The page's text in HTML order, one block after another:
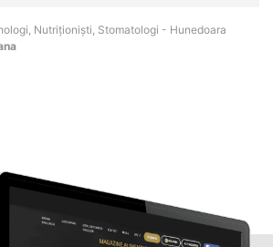
Nutriționiști, Stomatologi - Hunedoara